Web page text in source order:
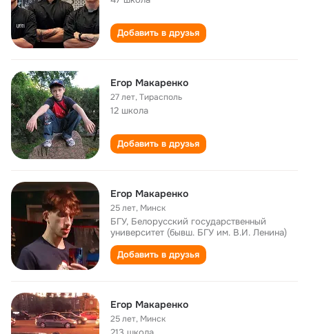
Добавить в друзья
Егор Макаренко
27 лет,Тирасполь
12 школа
Добавить в друзья
Егор Макаренко
25 лет, Минск
БГУ, Белорусский государственный
университет (бывш. БГУ им. В.И. Ленина)
Добавить в друзья
Егор Макаренко
25 лет, Минск